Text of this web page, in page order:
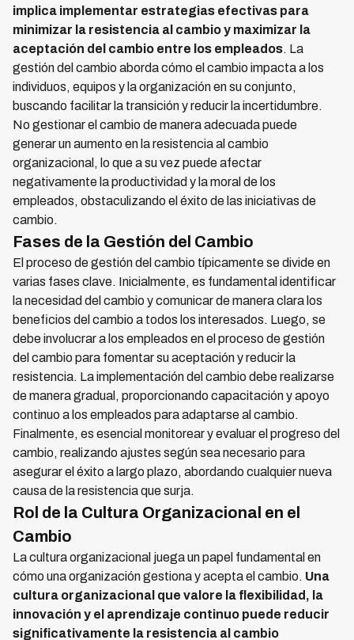
implica implementar estrategias efectivas para
minimizar la resistencia al cambio y maximizar la
aceptación del cambio entre los empleados. La
gestión del cambio aborda cómo el cambio impacta a los
individuos, equipos y la organización en su conjunto,
buscando facilitar la transición y reducir la incertidumbre.
No gestionar el cambio de manera adecuada puede
generar un aumento en la resistencia al cambio
organizacional, lo que a su vez puede afectar
negativamente la productividad y la moral de los
empleados, obstaculizando el éxito de las iniciativas de
cambio.
Fases de la Gestión del Cambio
El proceso de gestión del cambio típicamente se divide en
varias fases clave. Inicialmente, es fundamental identificar
la necesidad del cambio y comunicar de manera clara los
beneficios del cambio a todos los interesados. Luego, se
debe involucrar a los empleados en el proceso de gestión
del cambio para fomentar su aceptación y reducir la
resistencia. La implementación del cambio debe realizarse
de manera gradual, proporcionando capacitación y apoyo
continuo a los empleados para adaptarse al cambio.
Finalmente, es esencial monitorear y evaluar el progreso del
cambio, realizando ajustes según sea necesario para
asegurar el éxito a largo plazo, abordando cualquier nueva
causa de la resistencia que surja.
Rol de la Cultura Organizacional en el
Cambio
La cultura organizacional juega un papel fundamental en
cómo una organización gestiona y acepta el cambio. Una
cultura organizacional que valore la flexibilidad, la
innovación y el aprendizaje continuo puede reducir
significativamente la resistencia al cambio